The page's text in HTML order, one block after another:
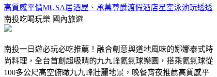
高質感平價MUSA居酒屋、承萬尊爵渡假酒店星空泳池玩透透
南投吃喝玩樂 國內旅遊
南投一日遊必玩必吃推薦！融合創意與道地風味的娜娜泰式時
尚料理，全台首創超吸睛的九九峰氦氣球樂園，搭乘氦氣球從
100多公尺高空俯瞰九九峰壯麗地景，晚餐宵夜推薦高質感平